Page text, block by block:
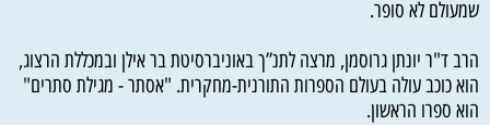
שמעולם לא סופר.
הרב ד"ר יונתן גרוסמן, מרצה לתנ”ך באוניברסיטת בר אילן ובמכללת הרצוג,
הוא כוכב עולה בעולם הספרות התורנית-מחקרית. "אסתר - מגילת סתרים"
הוא ספרו הראשון.